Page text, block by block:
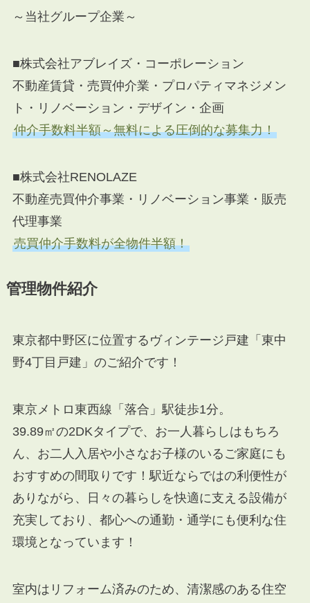
～当社グループ企業～
■株式会社アブレイズ・コーポレーション
不動産賃貸・売買仲介業・プロパティマネジメン
ト・リノベーション・デザイン・企画
仲介手数料半額～無料による圧倒的な募集力！
■株式会社RENOLAZE
不動産売買仲介事業・リノベーション事業・販売
代理事業
売買仲介手数料が全物件半額！
管理物件紹介
東京都中野区に位置するヴィンテージ戸建「東中
野4丁目戸建」のご紹介です！
東京メトロ東西線「落合」駅徒歩1分。
39.89㎡の2DKタイプで、お一人暮らしはもちろ
ん、お二人入居や小さなお子様のいるご家庭にも
おすすめの間取りです！駅近ならではの利便性が
ありながら、日々の暮らしを快適に支える設備が
充実しており、都心への通勤・通学にも便利な住
環境となっています！
室内はリフォーム済みのため、清潔感のある住空